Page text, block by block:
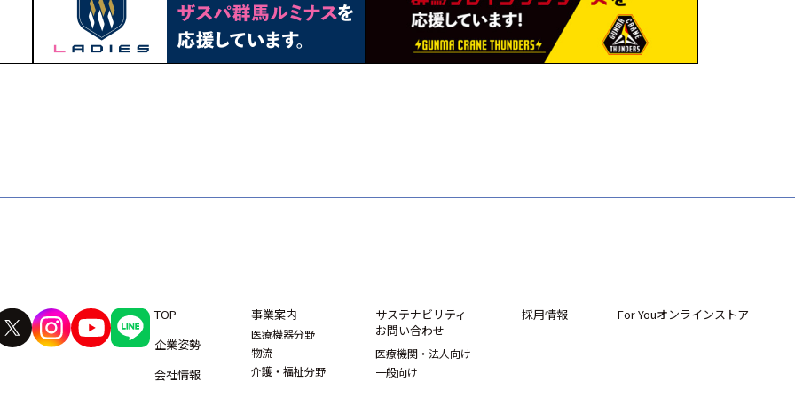
TOP
企業姿勢
会社情報
事業案内
医療機器分野
物流
介護・福祉分野
サステナビリティ
お問い合わせ
医療機関・法人向け
一般向け
採用情報 For Youオンラインストア